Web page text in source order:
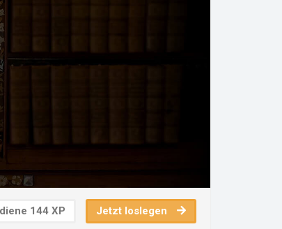
144 XP Jetzt loslegen